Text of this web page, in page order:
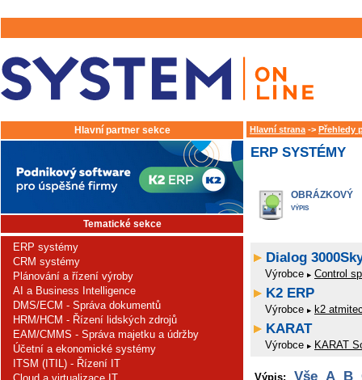
Hlavní partner sekce
Tematické sekce
ERP systémy
CRM systémy
Plánování a řízení výroby
AI a Business Intelligence
DMS/ECM - Správa dokumentů
HRM/HCM - Řízení lidských zdrojů
EAM/CMMS - Správa majetku a údržby
Účetní a ekonomické systémy
ITSM (ITIL) - Řízení IT
Hlavní strana -> Přehledy
ERP SYSTÉMY
OBRÁZKOVÝ
VÝPIS
Dialog
Výrobce Control
K2 ERP
Výrobce k2
KARAT
Výrobce KARAT
Výpis: Vše A B